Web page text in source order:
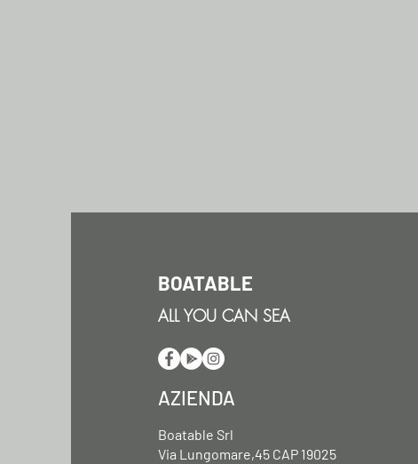
BOATABLE
ALL YOU CAN SEA
AZIENDA
Boatable Srl
Via Lungomare,45 CAP 19025